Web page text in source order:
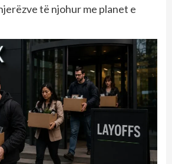
të njohur me planet e